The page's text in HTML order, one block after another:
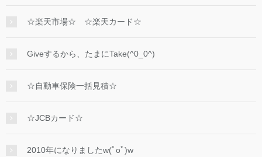
☆楽天市場☆ ☆楽天カード☆
Giveするから、たまにTake(^0_0^)
☆自動車保険一括見積☆
☆JCBカード☆
2010年になりましたw(ﾟoﾟ)w